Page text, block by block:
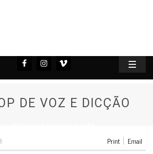
DE VOZ E DICÇÃO
Print Email